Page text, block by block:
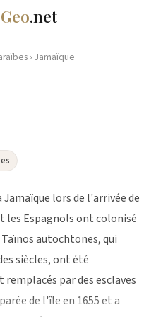
Geo.net
› Jamaïque
lors de l'arrivée de
les Espagnols ont colonisé
Taïnos autochtones, qui
siècles, ont été
par des esclaves
de l'île en 1655 et a